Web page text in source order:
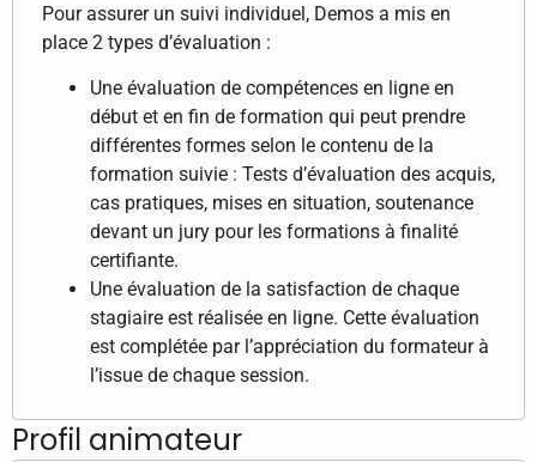
Pour assurer un suivi individuel, Demos a mis en
place 2 types d’évaluation :
Une évaluation de compétences en ligne en
début et en fin de formation qui peut prendre
différentes formes selon le contenu de la
formation suivie : Tests d’évaluation des acquis,
cas pratiques, mises en situation, soutenance
devant un jury pour les formations à finalité
certifiante.
Une évaluation de la satisfaction de chaque
stagiaire est réalisée en ligne. Cette évaluation
est complétée par l’appréciation du formateur à
l’issue de chaque session.
Profil animateur